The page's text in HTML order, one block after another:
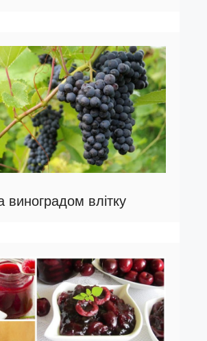
виноградом влітку